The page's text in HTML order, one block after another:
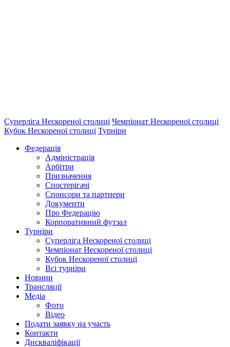
Суперліга Нескореної столиці Чемпіонат Нескореної столиці
Кубок Нескореної столиці Турніри
Федерація
Адміністрація
Арбітри
Призначення
Спостерігачі
Спонсори та партнери
Документи
Про Федерацію
Корпоративний футзал
Турніри
Суперліга Нескореної столиці
Чемпіонат Нескореної столиці
Кубок Нескореної столиці
Всі турніри
Новини
Трансляції
Медіа
Фото
Відео
Подати заявку на участь
Контакти
Дискваліфікації